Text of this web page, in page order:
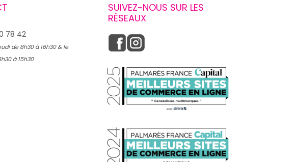
78 42
de 8h30 à 16h30 & le
à 15h30
SUIVEZ-NOUS SUR LES
RÉSEAUX